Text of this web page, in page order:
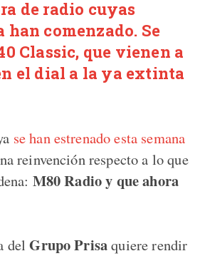
de radio cuyas
han comenzado. Se
Classic, que vienen a
el dial a la ya extinta
se han estrenado esta semana
reinvención respecto a lo que
M80 Radio y que ahora
delGrupo Prisaquiere rendir